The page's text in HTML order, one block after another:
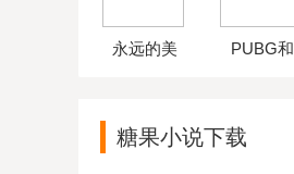
永远的美
解版
PUBG和
验服
糖果小说下载